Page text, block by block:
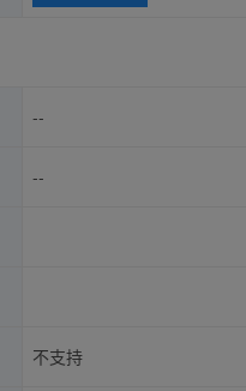
--
--
不支持